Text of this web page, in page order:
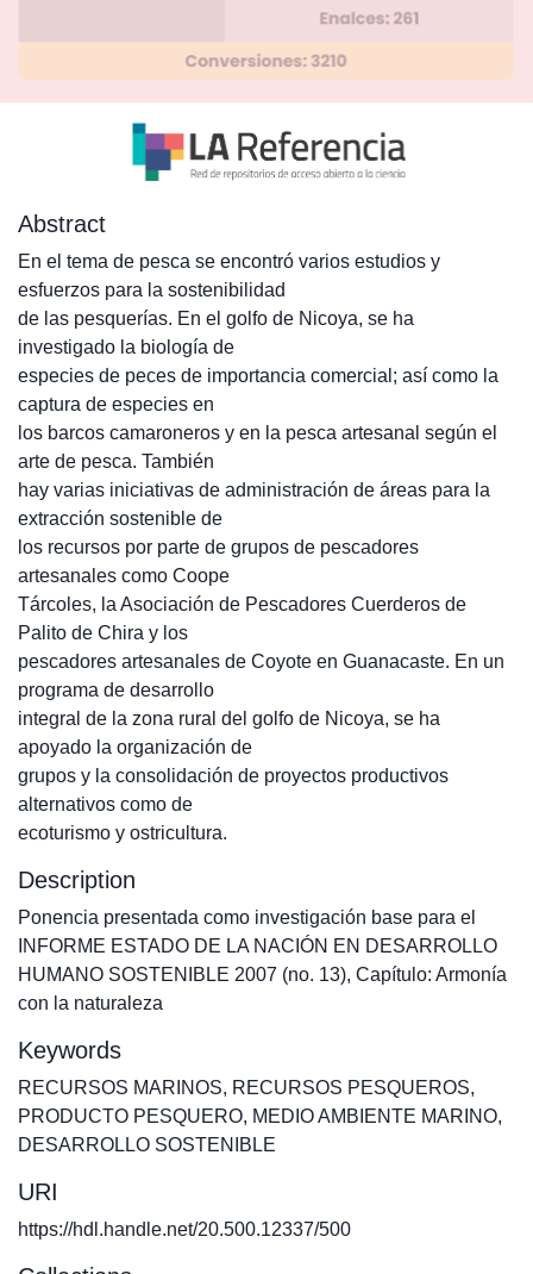
Abstract
En el tema de pesca se encontró varios estudios y
esfuerzos para la sostenibilidad
de las pesquerías. En el golfo de Nicoya, se ha
investigado la biología de
especies de peces de importancia comercial; así como la
captura de especies en
los barcos camaroneros y en la pesca artesanal según el
arte de pesca. También
hay varias iniciativas de administración de áreas para la
extracción sostenible de
los recursos por parte de grupos de pescadores
artesanales como Coope
Tárcoles, la Asociación de Pescadores Cuerderos de
Palito de Chira y los
pescadores artesanales de Coyote en Guanacaste. En un
programa de desarrollo
integral de la zona rural del golfo de Nicoya, se ha
apoyado la organización de
grupos y la consolidación de proyectos productivos
alternativos como de
ecoturismo y ostricultura.
Description
Ponencia presentada como investigación base para el
INFORME ESTADO DE LA NACIÓN EN DESARROLLO
HUMANO SOSTENIBLE 2007 (no. 13), Capítulo: Armonía
con la naturaleza
Keywords
RECURSOS MARINOS, RECURSOS PESQUEROS,
PRODUCTO PESQUERO, MEDIO AMBIENTE MARINO,
DESARROLLO SOSTENIBLE
URI
https://hdl.handle.net/20.500.12337/500